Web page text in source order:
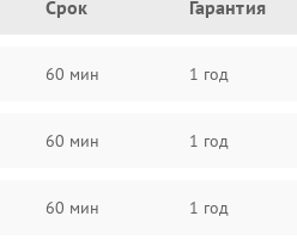
Срок Гарантия
60 мин 1 год
60 мин 1 год
60 мин 1 год